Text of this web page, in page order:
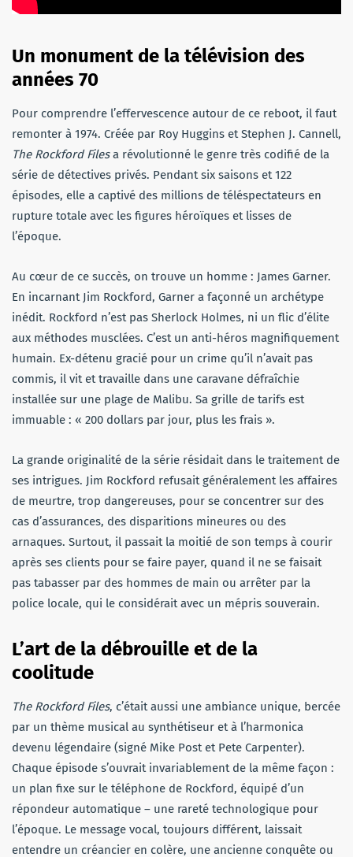
Un monument de la télévision des
années 70
Pour comprendre l’effervescence autour de ce reboot, il faut
remonter à 1974. Créée par Roy Huggins et Stephen J. Cannell,
The Rockford Filesa révolutionné le genre très codifié de la
série de détectives privés. Pendant six saisons et 122
épisodes, elle a captivé des millions de téléspectateurs en
rupture totale avec les figures héroïques et lisses de
l’époque.
Au cœur de ce succès, on trouve un homme : James Garner.
En incarnant Jim Rockford, Garner a façonné un archétype
inédit. Rockford n’est pas Sherlock Holmes, ni un flic d’élite
aux méthodes musclées. C’est un anti-héros magnifiquement
humain. Ex-détenu gracié pour un crime qu’il n’avait pas
commis, il vit et travaille dans une caravane défraîchie
installée sur une plage de Malibu. Sa grille de tarifs est
immuable : « 200 dollars par jour, plus les frais ».
La grande originalité de la série résidait dans le traitement de
ses intrigues. Jim Rockford refusait généralement les affaires
de meurtre, trop dangereuses, pour se concentrer sur des
cas d’assurances, des disparitions mineures ou des
arnaques. Surtout, il passait la moitié de son temps à courir
après ses clients pour se faire payer, quand il ne se faisait
pas tabasser par des hommes de main ou arrêter par la
police locale, qui le considérait avec un mépris souverain.
L’art de la débrouille et de la
coolitude
The Rockford Files, c’était aussi une ambiance unique, bercée
par un thème musical au synthétiseur et à l’harmonica
devenu légendaire (signé Mike Post et Pete Carpenter).
Chaque épisode s’ouvrait invariablement de la même façon :
un plan fixe sur le téléphone de Rockford, équipé d’un
répondeur automatique – une rareté technologique pour
l’époque. Le message vocal, toujours différent, laissait
entendre un créancier en colère, une ancienne conquête ou